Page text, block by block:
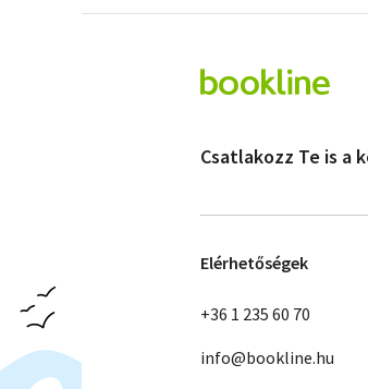
Csatlakozz Te is a
Elérhetőségek
+36 1 235 60 70
info@bookline.hu